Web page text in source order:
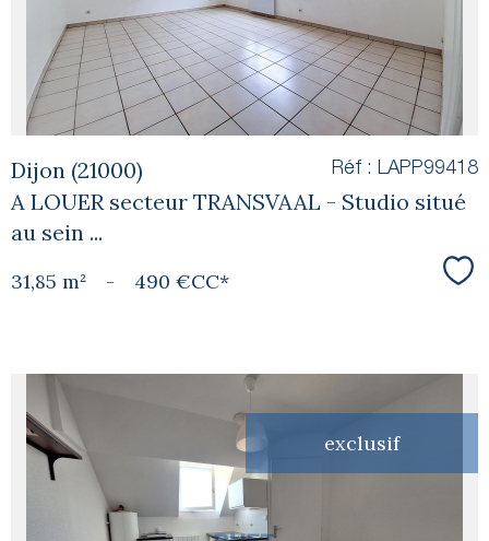
Dijon (21000)
A LOUER secteur TRANSVAAL - Studio situé
au sein ...
Réf : LAPP99418
31,85 m² - 490 €CC*
exclusif
voir le